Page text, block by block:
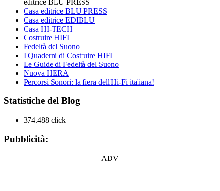
editrice BLU PRESS
Casa editrice BLU PRESS
Casa editrice EDIBLU
Casa HI-TECH
Costruire HIFI
Fedeltà del Suono
I Quaderni di Costruire HIFI
Le Guide di Fedeltà del Suono
Nuova HERA
Percorsi Sonori: la fiera dell'Hi-Fi italiana!
Statistiche del Blog
374.488 click
Pubblicità:
ADV